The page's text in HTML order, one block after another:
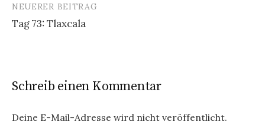
NEUERER BEITRAG
Tag 73: Tlaxcala
Schreib einen Kommentar
Deine E-Mail-Adresse wird nicht veröffentlicht.